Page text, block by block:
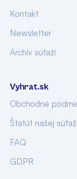
Kontakt
Newsletter
Archív súťaží
Vyhrat.sk
Obchodné
Štatút našej
FAQ
GDPR